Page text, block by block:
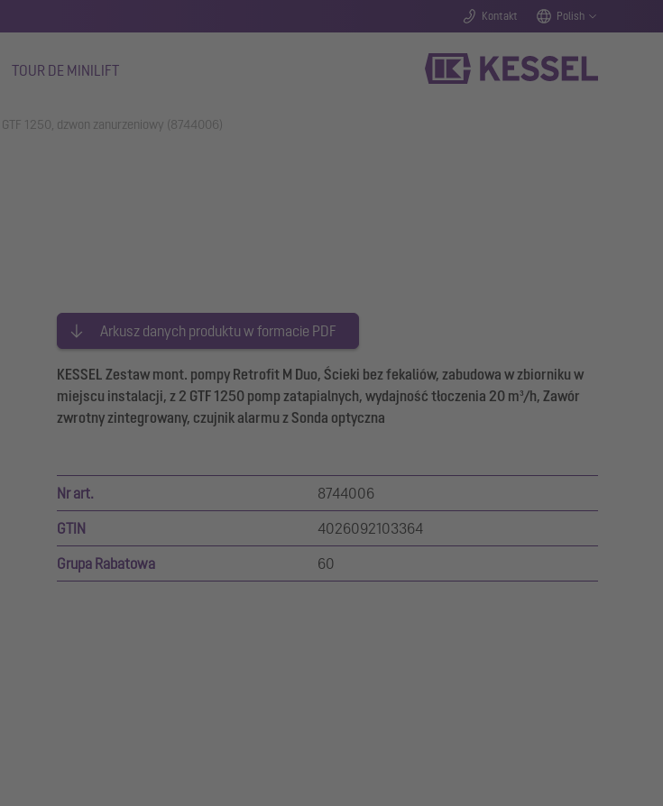
Kontakt Polish
TOUR DE MINILIFT
1250, dzwon zanurzeniowy (8744006)
Arkusz danych produktu w formacie PDF
KESSEL Zestaw mont. pompy Retrofit M Duo, Ścieki bez fekaliów, zabudowa w zbiorniku w
miejscu instalacji, z 2 GTF 1250 pomp zatapialnych, wydajność tłoczenia 20 m³/h, Zawór
zwrotny zintegrowany, czujnik alarmu z Sonda optyczna
Nr art. 8744006
GTIN 4026092103364
Grupa Rabatowa 60